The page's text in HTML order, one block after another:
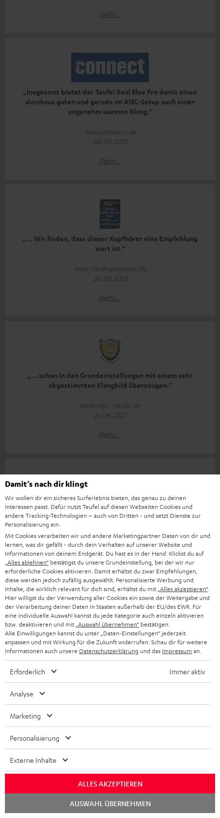
Mehr...
„Insgesamt bietet der Teufel Real Blue Pro damit einen
durchaus guten und gerade im ANC-Setup auch einen
angenehm warmen Klang.“
www.connect.de
08.09.2023
Mehr...
„… Wir finden, dass dieser Kopfhörer eine Empfehlung
wert ist.“
www.hardwareinside.de
28.08.2023
Mehr...
„… schon in den Grundeinstellungen mit einem sehr
abgestimmten Klangbild überzeugen.“
www.myc-media.de
21.08.2023
Mehr...
„Unsere Klangtests mit dem Real Blue Pro waren geradezu
www.lowbeats.de
09.08.2023
Mehr...
„… zum Musikhören daheim und unterwegs.“
„… sind damit auch Anwärter auf den Titel ‚Kopfhörer des
Jahres 2023‘.“
www.inside-digital.de
06.08.2023
Damit‘s nach dir klingt
Wir wollen dir ein sicheres Surferlebnis bieten, das genau zu deinen
Interessen passt. Dafür nutzt Teufel auf diesen Webseiten Cookies und
andere Tracking-Technologien – auch von Dritten - und setzt Dienste zur
Personalisierung ein.
Mit Cookies verarbeiten wir und andere Marketingpartner Daten von dir und
lernen, was dir gefällt - durch dein Verhalten auf unserer Website und
Informationen von deinem Endgerät. Du hast es in der Hand: Klickst du auf
„Alles ablehnen“ bestätigst du unsere Grundeinstellung, bei der wir nur
erforderliche Cookies aktivieren. Damit erhältst du zwar Empfehlungen,
diese werden jedoch zufällig ausgewählt. Personalisierte Werbung und
Inhalte, die wirklich relevant für dich sind, erhältst du mit „Alles akzeptieren“.
Hier willigst du der Verwendung aller Cookies ein sowie der Weitergabe und
der Verarbeitung deiner Daten in Staaten außerhalb der EU/des EWR. Für
eine individuelle Auswahl kannst du jede Kategorie auch einzeln aktivieren
bzw. deaktivieren und mit „Auswahl übernehmen“ bestätigen.
Alle Einwilligungen kannst du unter „Daten-Einstellungen“ jederzeit
anpassen und mit Wirkung für die Zukunft widerrufen. Schau dir für weitere
Informationen auch unsere Datenschutzerklärung und das Impressum an.
Erforderlich Immer aktiv
Analyse
Marketing
Personalisierung
Externe Inhalte
ALLES AKZEPTIEREN
AUSWAHL ÜBERNEHMEN